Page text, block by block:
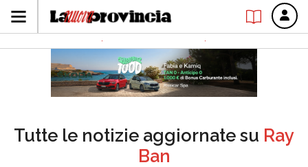
Tutte le notizie aggiornate su Ray
Ban